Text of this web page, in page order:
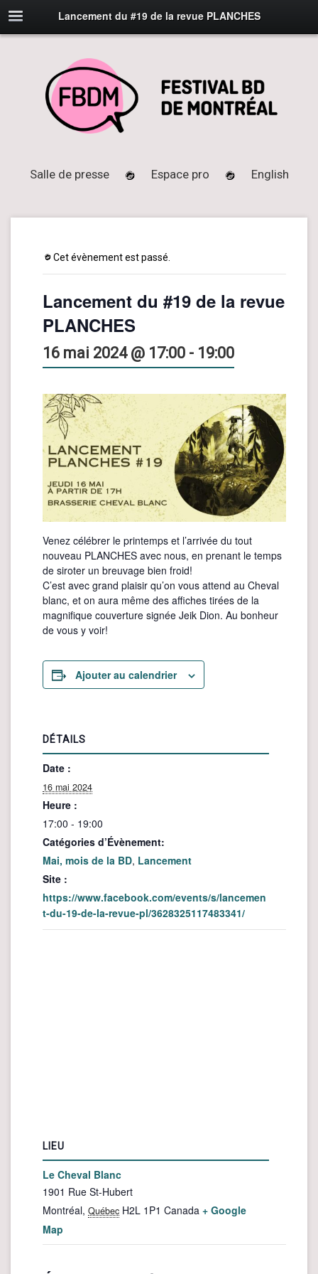
Lancement du #19 de la revue PLANCHES
Salle de presse Espace pro English
Cet évènement est passé.
Lancement du #19 de la revue
PLANCHES
16 mai 2024 @ 17:00 - 19:00
Venez célébrer le printemps et l’arrivée du tout
nouveau PLANCHES avec nous, en prenant le temps
de siroter un breuvage bien froid!
C’est avec grand plaisir qu’on vous attend au Cheval
blanc, et on aura même des affiches tirées de la
magnifique couverture signée Jeik Dion. Au bonheur
de vous y voir!
Ajouter au calendrier
DÉTAILS
Date :
16 mai 2024
Heure :
17:00 - 19:00
Catégories d’Évènement:
Mai, mois de la BD, Lancement
Site :
https://www.facebook.com/events/s/lancemen
t-du-19-de-la-revue-pl/3628325117483341/
LIEU
Le Cheval Blanc
1901 Rue St-Hubert
Montréal, Québec H2L 1P1 Canada + Google
Map